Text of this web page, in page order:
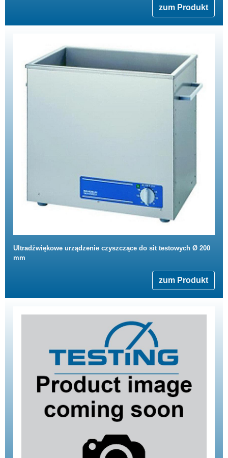
zum Produkt
Ultradźwiękowe urządzenie czyszczące do sit testowych Ø 200
mm
zum Produkt